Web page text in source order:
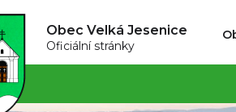
Obec Velká Jesenice
Oficiální stránky